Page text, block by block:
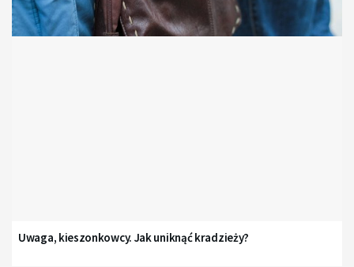
Uwaga, kieszonkowcy. Jak uniknąć kradzieży?